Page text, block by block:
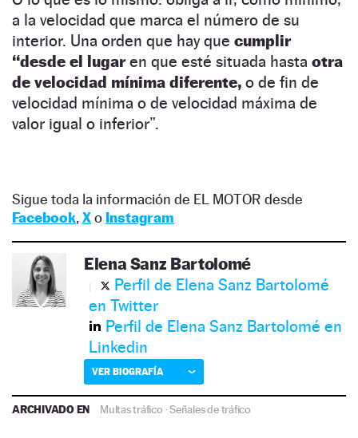
a la velocidad que marca el número de su
interior. Una orden que hay que cumplir
“desde el lugaren que esté situada hasta otra
de velocidad mínima diferente, o de fin de
velocidad mínima o de velocidad máxima de
valor igual o inferior”.
Sigue toda la información de EL MOTOR desde
Facebook, Xo Instagram
Elena Sanz Bartolomé
Perfil de Elena Sanz Bartolomé
en Twitter
Perfil de Elena Sanz Bartolomé en
Linkedin
VER BIOGRAFÍA
ARCHIVADO EN Multas tráfico ·Señales de tráfico